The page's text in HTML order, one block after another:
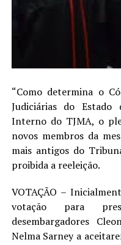
“Como determina o
Judiciárias do
Interno do TJMA, o
novos membros da
mais antigos do
proibida a reeleição.
VOTAÇÃO –
votação para
desembargadores
Nelma Sarney a